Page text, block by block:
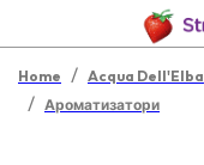
Home / Acqua Dell'Elba
/ Ароматизатори